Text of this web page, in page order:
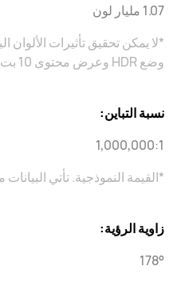
1.07 مليار لون
وضع HDR وعرض محتوى 10 بت.
نسبة التباين:
1,000,000:1
*القيمة النموذجية. تأتي
زاوية الرؤية:
178°